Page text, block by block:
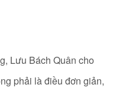
Lưu Bách Quân cho
phải là điều đơn giản,